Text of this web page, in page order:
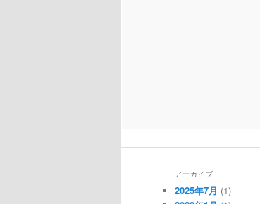
アーカイブ
2025年7月 (1)